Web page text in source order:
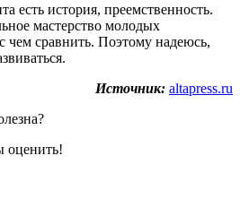
есть история, преемственность.
мастерство молодых
чем сравнить. Поэтому надеюсь,
Источник: altapress.ru
оценить!